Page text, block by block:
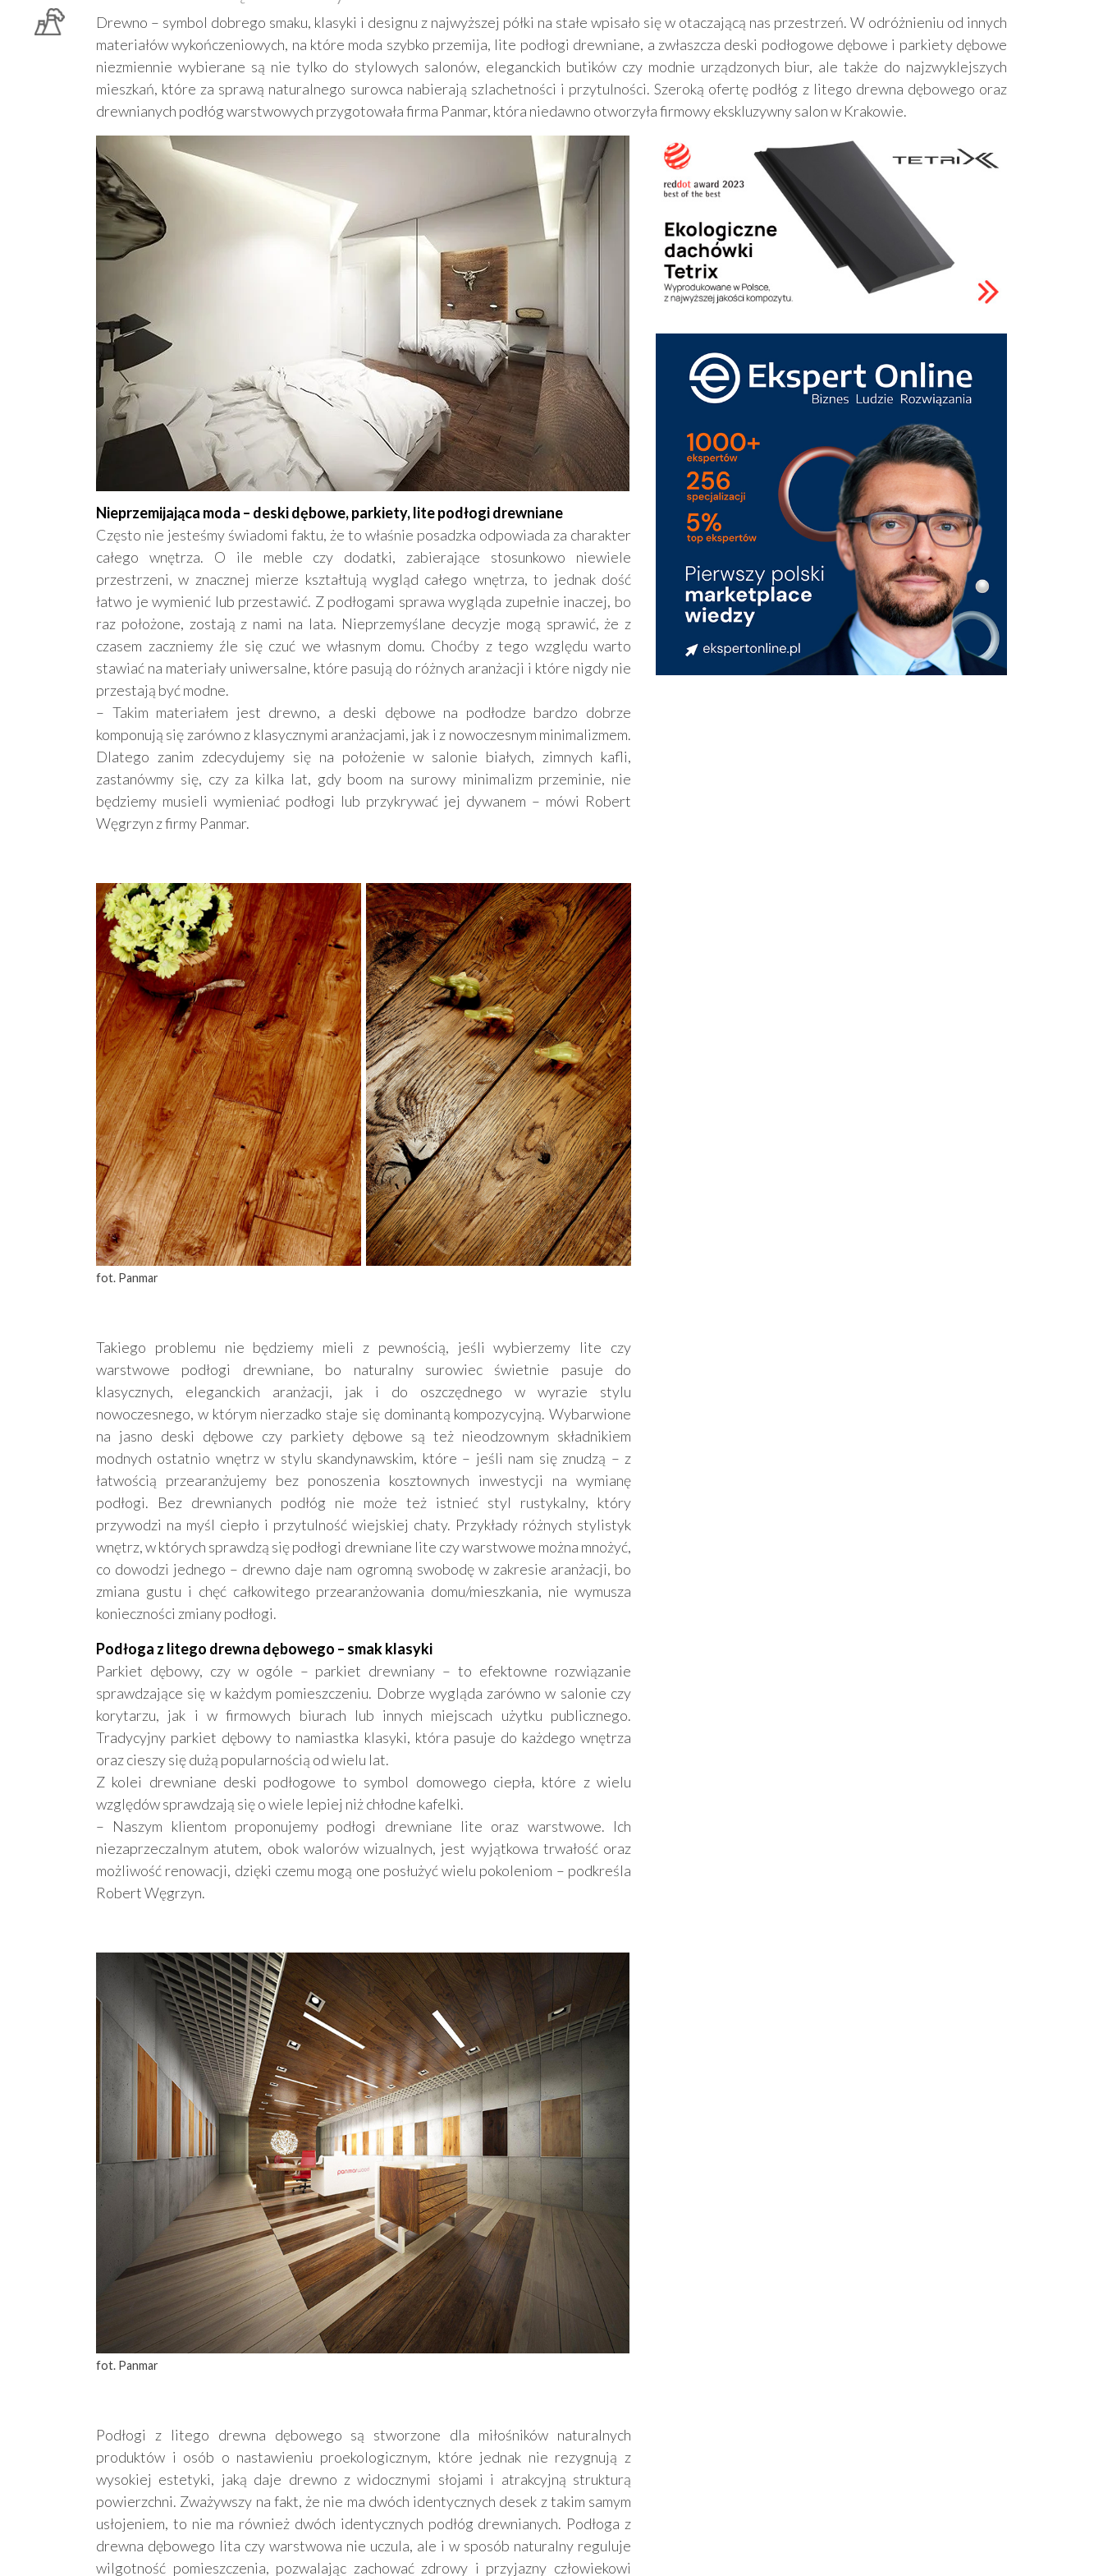
Drewno – symbol dobrego smaku, klasyki i designu z najwyższej półki na stałe wpisało się w otaczającą nas przestrzeń. W odróżnieniu od innych
materiałów wykończeniowych, na które moda szybko przemija, lite podłogi drewniane, a zwłaszcza deski podłogowe dębowe i parkiety dębowe
niezmiennie wybierane są nie tylko do stylowych salonów, eleganckich butików czy modnie urządzonych biur, ale także do najzwyklejszych
mieszkań, które za sprawą naturalnego surowca nabierają szlachetności i przytulności. Szeroką ofertę podłóg z litego drewna dębowego oraz
drewnianych podłóg warstwowych przygotowała firma Panmar, która niedawno otworzyła firmowy ekskluzywny salon w Krakowie.
Nieprzemijająca moda – deski dębowe, parkiety, lite podłogi drewniane
Często nie jesteśmy świadomi faktu, że to właśnie posadzka odpowiada za charakter
całego wnętrza. O ile meble czy dodatki, zabierające stosunkowo niewiele
przestrzeni, w znacznej mierze kształtują wygląd całego wnętrza, to jednak dość
łatwo je wymienić lub przestawić. Z podłogami sprawa wygląda zupełnie inaczej, bo
raz położone, zostają z nami na lata. Nieprzemyślane decyzje mogą sprawić, że z
czasem zaczniemy źle się czuć we własnym domu. Choćby z tego względu warto
stawiać na materiały uniwersalne, które pasują do różnych aranżacji i które nigdy nie
przestają być modne.
– Takim materiałem jest drewno, a deski dębowe na podłodze bardzo dobrze
komponują się zarówno z klasycznymi aranżacjami, jak i z nowoczesnym minimalizmem.
Dlatego zanim zdecydujemy się na położenie w salonie białych, zimnych kafli,
zastanówmy się, czy za kilka lat, gdy boom na surowy minimalizm przeminie, nie
będziemy musieli wymieniać podłogi lub przykrywać jej dywanem – mówi Robert
Węgrzyn z firmy Panmar.
fot. Panmar
Takiego problemu nie będziemy mieli z pewnością, jeśli wybierzemy lite czy
warstwowe podłogi drewniane, bo naturalny surowiec świetnie pasuje do
klasycznych, eleganckich aranżacji, jak i do oszczędnego w wyrazie stylu
nowoczesnego, w którym nierzadko staje się dominantą kompozycyjną. Wybarwione
na jasno deski dębowe czy parkiety dębowe są też nieodzownym składnikiem
modnych ostatnio wnętrz w stylu skandynawskim, które – jeśli nam się znudzą – z
łatwością przearanżujemy bez ponoszenia kosztownych inwestycji na wymianę
podłogi. Bez drewnianych podłóg nie może też istnieć styl rustykalny, który
przywodzi na myśl ciepło i przytulność wiejskiej chaty. Przykłady różnych stylistyk
wnętrz, w których sprawdzą się podłogi drewniane lite czy warstwowe można mnożyć,
co dowodzi jednego – drewno daje nam ogromną swobodę w zakresie aranżacji, bo
zmiana gustu i chęć całkowitego przearanżowania domu/mieszkania, nie wymusza
konieczności zmiany podłogi.
Podłoga z litego drewna dębowego – smak klasyki
Parkiet dębowy, czy w ogóle – parkiet drewniany – to efektowne rozwiązanie
sprawdzające się w każdym pomieszczeniu. Dobrze wygląda zarówno w salonie czy
korytarzu, jak i w firmowych biurach lub innych miejscach użytku publicznego.
Tradycyjny parkiet dębowy to namiastka klasyki, która pasuje do każdego wnętrza
oraz cieszy się dużą popularnością od wielu lat.
Z kolei drewniane deski podłogowe to symbol domowego ciepła, które z wielu
względów sprawdzają się o wiele lepiej niż chłodne kafelki.
– Naszym klientom proponujemy podłogi drewniane lite oraz warstwowe. Ich
niezaprzeczalnym atutem, obok walorów wizualnych, jest wyjątkowa trwałość oraz
możliwość renowacji, dzięki czemu mogą one posłużyć wielu pokoleniom – podkreśla
Robert Węgrzyn.
fot. Panmar
Podłogi z litego drewna dębowego są stworzone dla miłośników naturalnych
produktów i osób o nastawieniu proekologicznym, które jednak nie rezygnują z
wysokiej estetyki, jaką daje drewno z widocznymi słojami i atrakcyjną strukturą
powierzchni. Zważywszy na fakt, że nie ma dwóch identycznych desek z takim samym
usłojeniem, to nie ma również dwóch identycznych podłóg drewnianych. Podłoga z
drewna dębowego lita czy warstwowa nie uczula, ale i w sposób naturalny reguluje
wilgotność pomieszczenia, pozwalając zachować zdrowy i przyjazny człowiekowi
Ten newsletter jest dla Ciebie! Zyskaj dostęp
do wiedzy, analiz, nowinek technologicznych
i katalogu firm z rynku budowlanego.
Akceptuję regulamin i wyrażam zgodę na
przetwarzanie powyższych danych osobowych w celu
otrzymywania newslettera.